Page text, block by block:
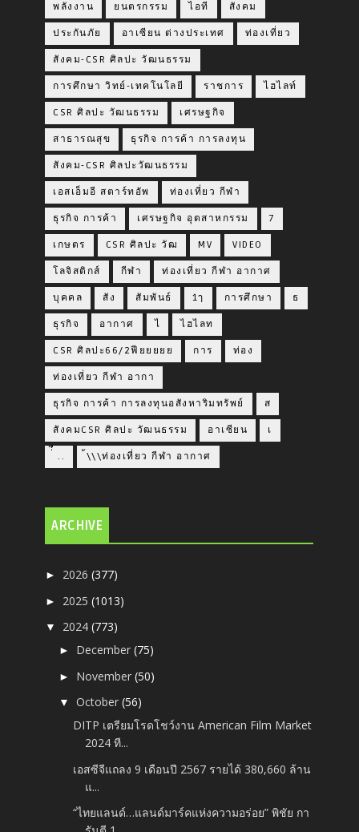
พลังงาน ยนตรกรรม ไอที สังคม
ประกันภัย อาเซียน ต่างประเทศ ท่องเที่ยว
สังคม-CSR ศิลปะ วัฒนธรรม
การศึกษา วิทย์-เทคโนโลยี ราชการ ไฮไลท์
CSR ศิลปะ วัฒนธรรม เศรษฐกิจ
สาธารณสุข ธุรกิจ การค้า การลงทุน
สังคม-CSR ศิลปะวัฒนธรรม
เอสเอ็มอี สตาร์ทอัพ ท่องเที่ยว กีฬา
ธุรกิจ การค้า เศรษฐกิจ อุตสาหกรรม 7
เกษตร CSR ศิลปะ วัฒ MV VIDEO
โลจิสติกส์ กีฬา ท่องเที่ยว กีฬา อากาศ
บุคคล สัง สัมพันธ์ 1ๅ การศึกษา ธ
ธุรกิจ อากาศ ไ ไฮไลท
CSR ศิลปะ66/2ฟียยยยย การ ท่อง
ท่องเที่ยว กีฬา อากา
ธุรกิจ การค้า การลงทุนอสังหาริมทรัพย์ ส
สังคมCSR ศิลปะ วัฒนธรรม อาเซียน เ
่่ื​ .. ้\\\ท่องเที่ยว กีฬา อากาศ
ARCHIVE
► 2026(377)
► 2025(1013)
▼ 2024(773)
► December(75)
► November(50)
▼October(56)
DITP เตรียมโรดโชว์งาน American Film Market
2024 ที...
เอสซีจีแถลง 9 เดือนปี 2567 รายได้ 380,660 ล้าน
แ...
“ไทยแลนด์…แลนด์มาร์คแห่งความอร่อย” พิชัย กา